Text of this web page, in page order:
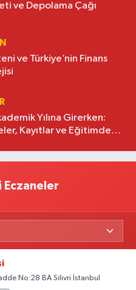
ve Depolama Çağı
ve Türkiye’nin Finans
Yılına Girerken:
Kayıtlar ve Eğitimde
Eczaneler
No:28 BA Silivri İstanbul